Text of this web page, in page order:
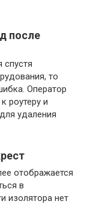
после
спустя
то
Оператор
роутеру и
удаления
отображается
в
изолятора нет